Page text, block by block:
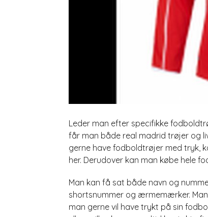
Leder man efter specifikke
får man både real madrid trøjer og
gerne have fodboldtrøjer med tryk,
her. Derudover kan man købe hele
Man kan få sat både navn og
shortsnummer og ærmemærker.
man gerne vil have trykt på sin